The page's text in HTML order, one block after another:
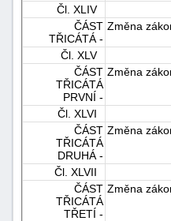
Čl. XLIV
ČÁST
TŘICÁTÁ -
Změna
Čl. XLV
ČÁST
TŘICÁTÁ
PRVNÍ -
Změna
Čl. XLVI
ČÁST
TŘICÁTÁ
DRUHÁ -
Změna
Čl. XLVII
ČÁST
TŘICÁTÁ
TŘETÍ -
Změna